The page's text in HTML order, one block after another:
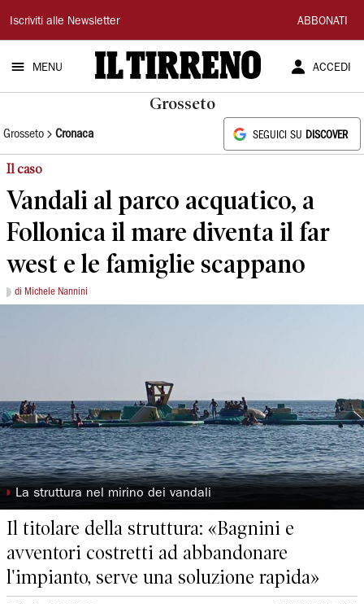
Il
Tirreno
Iscriviti alle Newsletter ABBONATI
MENU ACCEDI
Grosseto
Grosseto Cronaca SEGUICI SU DISCOVER
Il caso
Vandali al parco acquatico, a
Follonica il mare diventa il far
west e le famiglie scappano
di Michele Nannini
◗ La struttura nel mirino dei vandali
Il titolare della struttura: «Bagnini e
avventori costretti ad abbandonare
l'impianto, serve una soluzione rapida»